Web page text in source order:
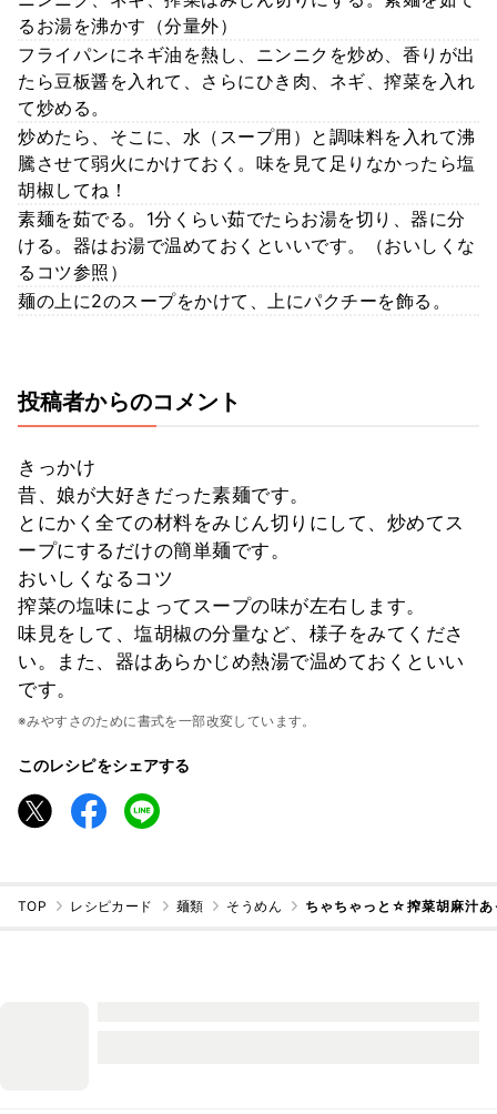
るお湯を沸かす（分量外）
フライパンにネギ油を熱し、ニンニクを炒め、香りが出
たら豆板醤を入れて、さらにひき肉、ネギ、搾菜を入れ
て炒める。
炒めたら、そこに、水（スープ用）と調味料を入れて沸
騰させて弱火にかけておく。味を見て足りなかったら塩
胡椒してね！
素麺を茹でる。1分くらい茹でたらお湯を切り、器に分
ける。器はお湯で温めておくといいです。（おいしくな
るコツ参照）
麺の上に2のスープをかけて、上にパクチーを飾る。
投稿者からのコメント
きっかけ
昔、娘が大好きだった素麺です。
とにかく全ての材料をみじん切りにして、炒めてス
ープにするだけの簡単麺です。
おいしくなるコツ
搾菜の塩味によってスープの味が左右します。
味見をして、塩胡椒の分量など、様子をみてくださ
い。また、器はあらかじめ熱湯で温めておくといい
です。
※みやすさのために書式を一部改変しています。
このレシピをシェアする
TOP レシピカード 麺類 そうめん ちゃちゃっと☆搾菜胡麻汁